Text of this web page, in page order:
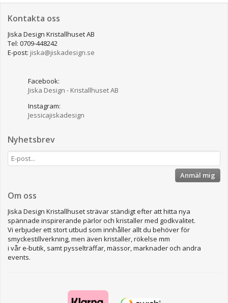
Kontakta oss
Jiska Design Kristallhuset AB
Tel: 0709-448242
E-post: jiska@jiskadesign.se
Facebook:
Jiska Design - Kristallhuset AB
Instagram:
Jessicajiskadesign
Nyhetsbrev
Anmäl mig
Om oss
Jiska Design Kristallhuset strävar ständigt efter att hitta nya
spännade inspirerande pärlor och kristaller med godkvalitet.
Vi erbjuder ett stort utbud som innhåller allt du behöver för
smyckestillverkning, men även kristaller, rökelse mm
i vår e-butik, samt pysselträffar, mässor, marknader och andra
events.